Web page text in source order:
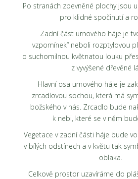
Po stranách zpevněné plochy jsou
pro klidné spočinutí a
Zadní část urnového háje je
vzpomínek“ neboli rozptylovou
o suchomilnou květnatou louku
z vyvýšené dřevěné
Hlavní osa urnového háje je
zrcadlovou sochou, která má
božského v nás. Zrcadlo bude
k nebi, které se v něm
Vegetace v zadní části háje bude
v bílých odstínech a v květu tak
oblaka.
Celkově prostor uzavíráme do